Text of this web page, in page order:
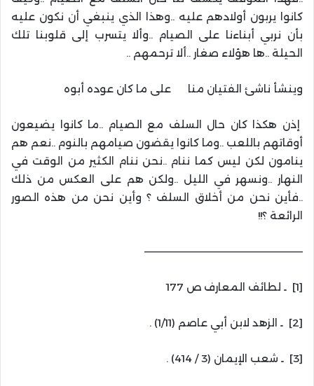
كانوا يربون أولادهم عليه ..وهذا الذي ينبغي أن نكون عليه
بأن نربي أبناءنا على الصيام ..وألا يتسرب إلى قلوبنا تلك
الحيلة ..ها هؤلاء صغار ..ألا ترحمهم ..
وينشأ ناشئ الفتيان منا على ما كان عوده أبوه
إذن هكذا كان حال السلف مع الصيام ..ما كانوا يضيعون
أوقاتهم باللعب ..وما كانوا يقضون صيامهم بالنوم ..نعم هم
ينامون لكن ليس كما ننام ..نحن ننام الكثير من الوقت في
النهار ..ونسهر في الليل ..ولكن هم على العكس من ذلك
..فأين نحن من أخلاق السلف ؟ وأين نحن من هذه الصور
الرائعة ؟!!
——————————————————————–
[1] ـ لطائف المعارف ص 177
[2] ـ الزهد لابن أبي عاصم (1/11) .
[3] ـ شعب الإيمان (3 / 414) .